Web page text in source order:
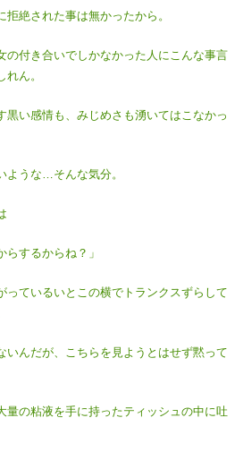
絶された事は無かったから。
の付き合いでしかなかった人にこんな事言
ん。
黒い感情も、みじめさも湧いてはこなかっ
ような…そんな気分。
らするからね？」
っているいとこの横でトランクスずらして
いんだが、こちらを見ようとはせず黙って
量の粘液を手に持ったティッシュの中に吐